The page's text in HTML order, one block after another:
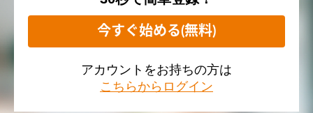
今すぐ始める(無料)
アカウントをお持ちの方は
こちらからログイン